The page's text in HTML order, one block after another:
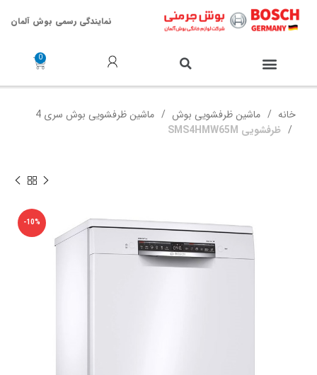
نمایندگی رسمی بوش آلمان
خانه ماشین ظرفشویی بوش
ماشین ظرفشویی بوش سری 4
ظرفشویی SMS4HMW65M
-10%